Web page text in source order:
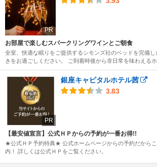
PR
お部屋で楽しむスパークリングワインとご朝食
全室、快適な眠りをご提供するシモンズ社のベッドを完備し
きをお過ごしください。 ご到着時後から非日常を味わえるホ
PR
銀座キャピタルホテル茜
3.83
【最安値宣言】公式ＨＰからの予約が一番お得!!
★公式ＨＰ予約特典★ 公式ホームページからの予約だから
内！ 詳しくは公式ＨＰをご覧ください。